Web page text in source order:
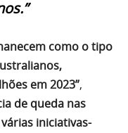
como o tipo
em 2023”,
de queda nas
iniciativas-